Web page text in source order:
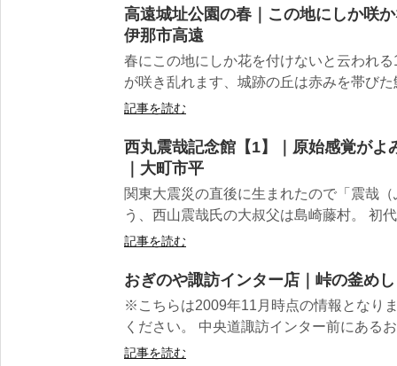
高遠城址公園の春｜この地にしか咲
伊那市高遠
春にこの地にしか花を付けないと云われ
が咲き乱れます、城跡の丘は赤みを帯び
記事を読む
西丸震哉記念館【1】｜原始感覚がよ
｜大町市平
関東大震災の直後に生まれたので「震哉
う、西山震哉氏の大叔父は島崎藤村。 初
記事を読む
おぎのや諏訪インター店｜峠の釜め
※こちらは2009年11月時点の情報となり
ください。 中央道諏訪インター前にある
記事を読む